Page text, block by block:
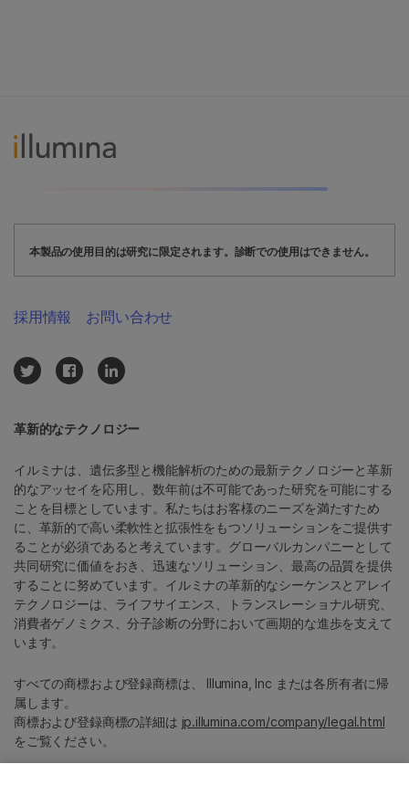
本製品の使用目的は研究に限定されます。診断での使用はできません。
革新的なテクノロジー
イルミナは、遺伝多型と機能解析のための最新テクノロジーと革新
的なアッセイを応用し、数年前は不可能であった研究を可能にする
ことを目標としています。私たちはお客様のニーズを満たすため
に、革新的で高い柔軟性と拡張性をもつソリューションをご提供す
ることが必須であると考えています。グローバルカンパニーとして
共同研究に価値をおき、迅速なソリューション、最高の品質を提供
することに努めています。イルミナの革新的なシーケンスとアレイ
テクノロジーは、ライフサイエンス、トランスレーショナル研究、
消費者ゲノミクス、分子診断の分野において画期的な進歩を支えて
います。
すべての商標および登録商標は、 Illumina, Inc または各所有者に帰
属します。
商標および登録商標の詳細は jp.illumina.com/company/legal.html
をご覧ください。
採用情報 お問い合わせ